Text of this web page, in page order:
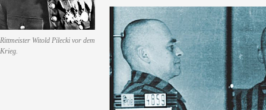
Rittmeister Witold Pilecki vor dem
Krieg.